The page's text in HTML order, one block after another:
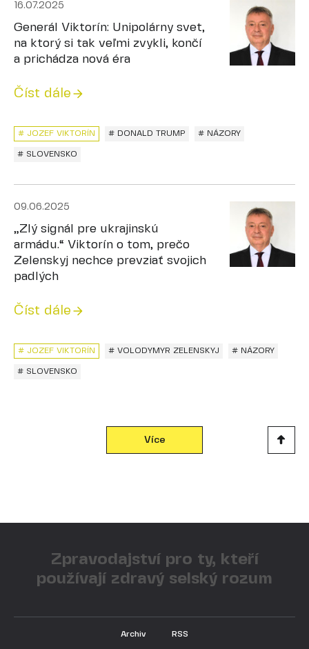
16.07.2025
Generál Viktorín: Unipolárny svet,
na ktorý si tak veľmi zvykli, končí
a prichádza nová éra
Číst dále
# DONALD TRUMP # NÁZORY
# JOZEF VIKTORÍN
# SLOVENSKO
09.06.2025
„Zlý signál pre ukrajinskú
armádu.“ Viktorín o tom, prečo
Zelenskyj nechce prevziať svojich
padlých
Číst dále
# VOLODYMYR ZELENSKYJ # NÁZORY
# JOZEF VIKTORÍN
# SLOVENSKO
Více
Zpravodajství pro ty, kteří
používají zdravý selský rozum
Archiv RSS